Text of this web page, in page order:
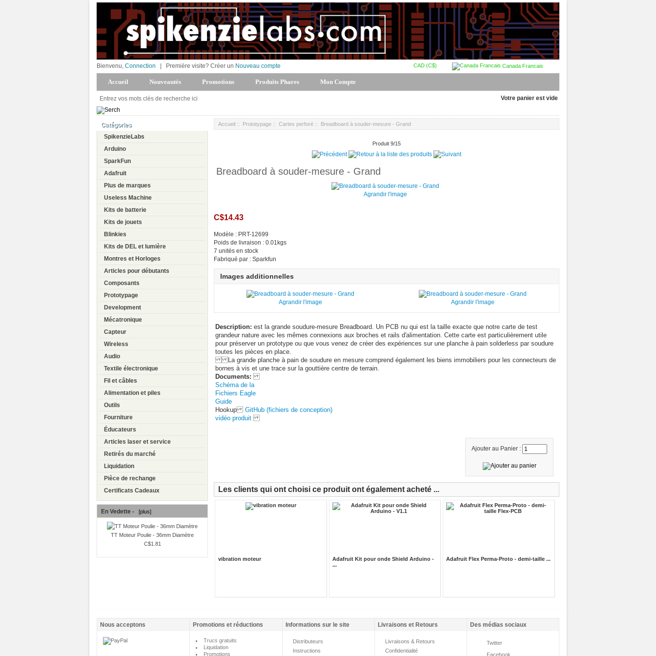
Canada Francais
CAD (C$)
Bienvenu, Connection Première visite? Créer un Nouveau compte
Accueil Nouveautés Promotions Produits Phares Mon Compte
Votre panier est vide
Catégories
SpikenzieLabs
Arduino
SparkFun
Adafruit
Plus de marques
Useless Machine
Kits de batterie
Kits de jouets
Blinkies
Kits de DEL et lumière
Montres et Horloges
Articles pour débutants
Composants
Prototypage
Development
Mécatronique
Capteur
Wireless
Audio
Textile électronique
Fil et câbles
Alimentation et piles
Outils
Fourniture
Éducateurs
Articles laser et service
Retirés du marché
Liquidation
Pièce de rechange
Certificats Cadeaux
En Vedette - [plus]
TT Moteur Poulie - 36mm Diamètre
C$1.81
Accueil :: Prototypage :: Cartes perforé :: Breadboard à souder-mesure - Grand
Produit 9/15
Breadboard à souder-mesure - Grand
Agrandir l'image
C$14.43
Modèle : PRT-12699
Poids de livraison : 0.01kgs
7 unités en stock
Fabriqué par : Sparkfun
Images additionnelles
Agrandir l'image Agrandir l'image
Description: est la grande soudure-mesure Breadboard. Un PCB nu qui est la taille exacte que notre carte de test
grandeur nature avec les mêmes connexions aux broches et rails d'alimentation. Cette carte est particulièrement utile
pour préserver un prototype ou que vous venez de créer des expériences sur une planche à pain solderless par soudure
toutes les pièces en place.
La grande planche à pain de soudure en mesure comprend également les biens immobiliers pour les connecteurs de
bornes à vis et une trace sur la gouttière centre de terrain.
Documents:
Schéma de la
Fichiers Eagle
Guide
HookupGitHub (fichiers de conception)
vidéo produit
Ajouter au Panier :
Les clients qui ont choisi ce produit ont également acheté ...
vibration moteur
Adafruit Kit pour onde Shield Arduino -
...
Adafruit Flex Perma-Proto - demi-taille ...
Nous acceptons Promotions et réductions Informations sur le site Livraisons et Retours Des médias sociaux
Trucs gratuits
Liquidation
Promotions
Distributeurs
Instructions
Livraisons & Retours
Confidentialité
Twitter
Facebook